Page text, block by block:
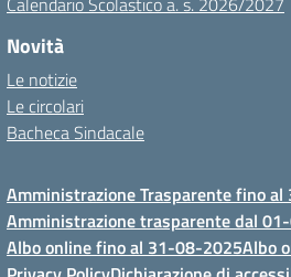
Novità
Le notizie
Le circolari
Bacheca Sindacale
Amministrazione Trasparente fino
Amministrazione trasparente dal
Albo online fino al 31-08-2025Albo